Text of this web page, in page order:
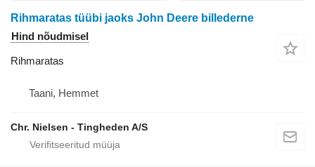
Rihmaratas tüübi jaoks John Deere billederne
Hind nõudmisel
Rihmaratas
Taani, Hemmet
Chr. Nielsen - Tingheden A/S